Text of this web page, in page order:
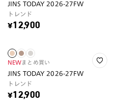
JINS TODAY 2026-27FW
トレンド
¥12,900
NEWまとめ買い
JINS TODAY 2026-27FW
トレンド
¥12,900